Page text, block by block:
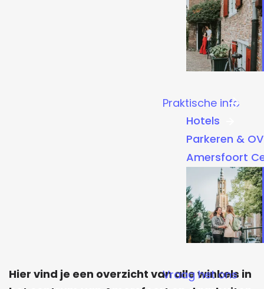
Praktische info
Hotels
Parkeren & OV
Amersfoort
Vraag het ons
Hier vind je een overzicht van alle winkels in